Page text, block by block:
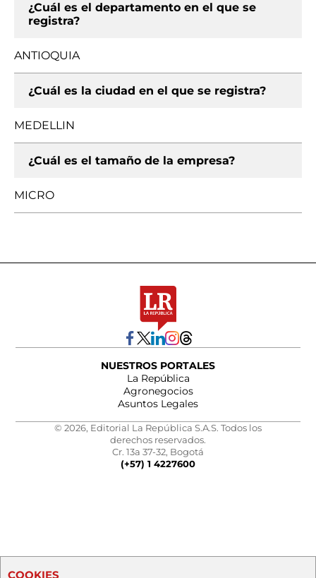
¿Cuál es el departamento en el que se
registra?
ANTIOQUIA
¿Cuál es la ciudad en el que se registra?
MEDELLIN
¿Cuál es el tamaño de la empresa?
MICRO
NUESTROS PORTALES
La República
Agronegocios
Asuntos Legales
© 2026, Editorial La República S.A.S. Todos los
derechos reservados.
Cr. 13a 37-32, Bogotá
(+57) 1 4227600
COOKIES